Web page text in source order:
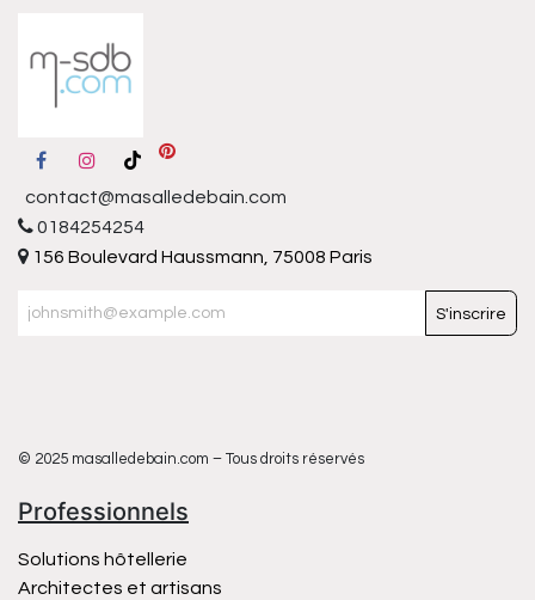
contact@masalledebain.com
0184254254
156 Boulevard Haussmann, 75008 Paris
S'inscrire
© 2025 masalledebain.com – Tous droits réservés
Professionnels
Solutions hôtellerie
Architectes et artisans